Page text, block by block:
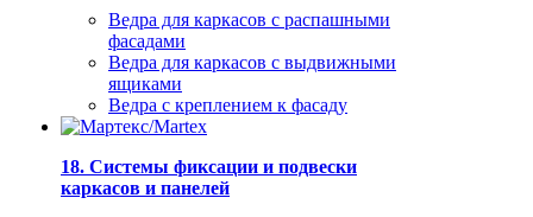
Ведра для каркасов с распашными
фасадами
Ведра для каркасов с выдвижными
ящиками
Ведра с креплением к фасаду
18. Системы фиксации и подвески
каркасов и панелей